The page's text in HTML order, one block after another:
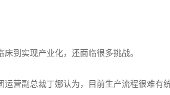
床到实现产业化，还面临很多挑战。
运营副总裁丁娜认为，目前生产流程很难